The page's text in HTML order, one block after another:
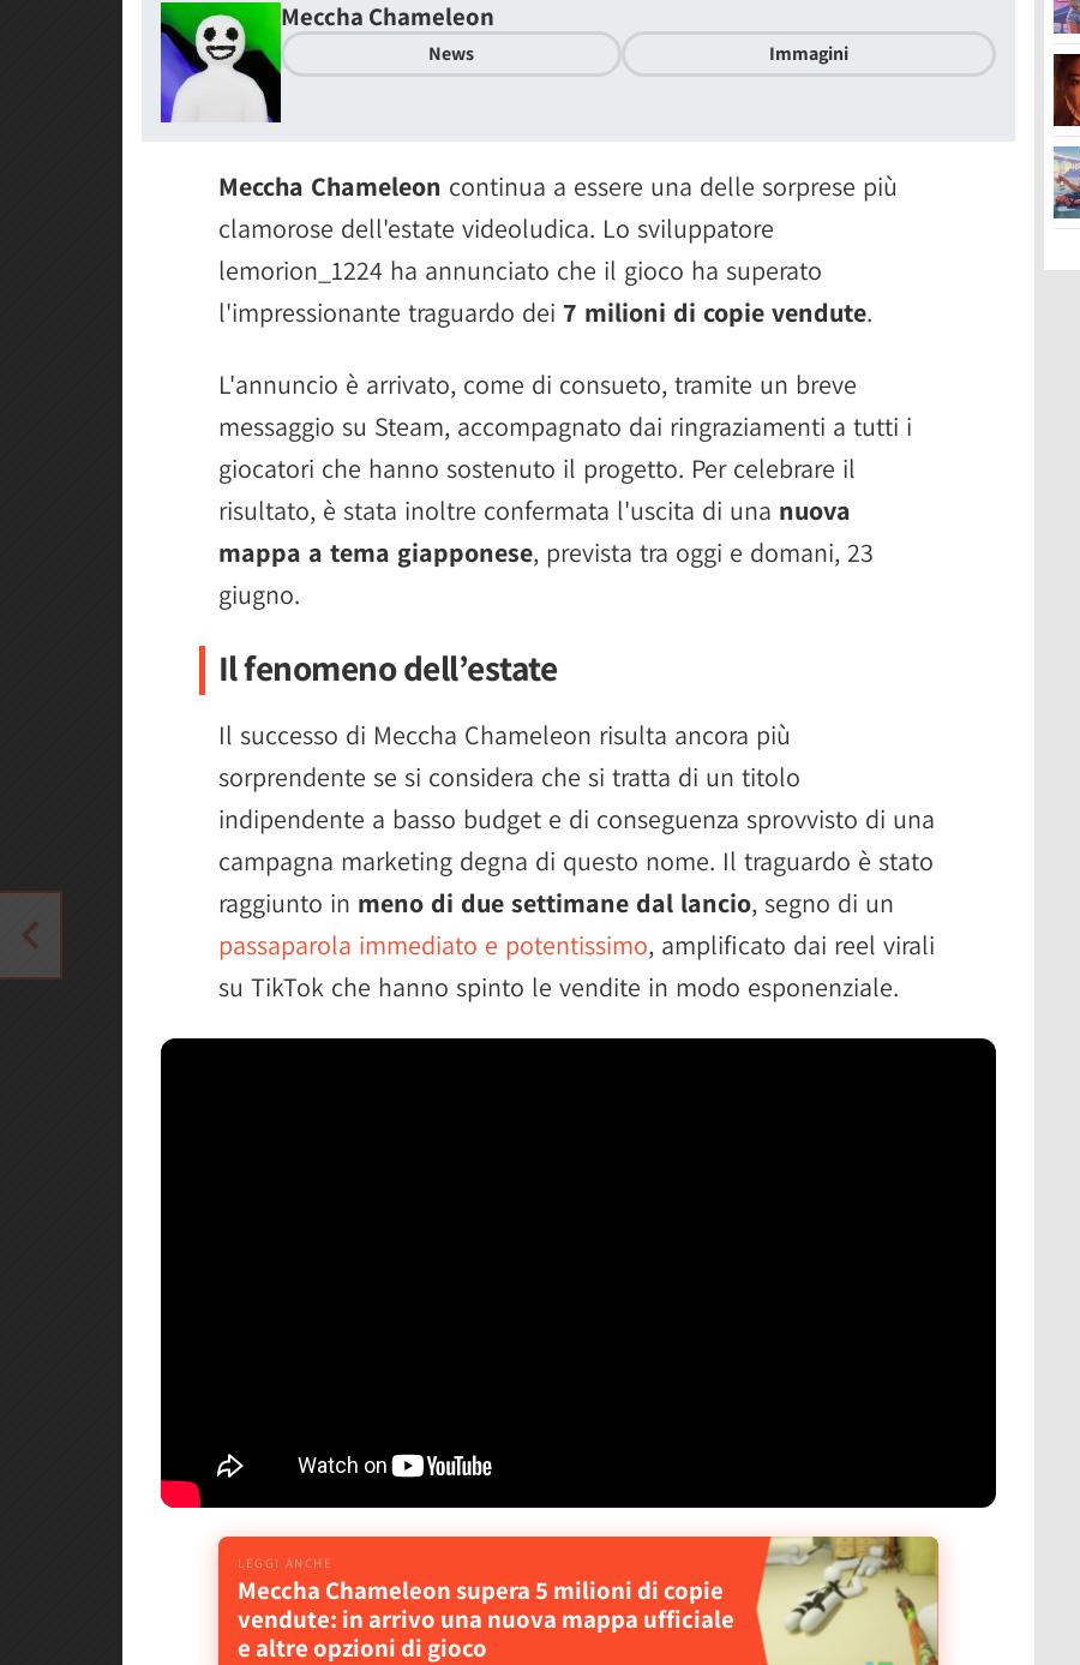
Meccha Chameleon
News Immagini
Meccha Chameleon continua a essere una delle sorprese più
clamorose dell'estate videoludica. Lo sviluppatore
lemorion_1224 ha annunciato che il gioco ha superato
l'impressionante traguardo dei 7 milioni di copie vendute.
L'annuncio è arrivato, come di consueto, tramite un breve
messaggio su Steam, accompagnato dai ringraziamenti a tutti i
giocatori che hanno sostenuto il progetto. Per celebrare il
risultato, è stata inoltre confermata l'uscita di una nuova
mappa a tema giapponese, prevista tra oggi e domani, 23
giugno.
Il fenomeno dell’estate
Il successo di Meccha Chameleon risulta ancora più
sorprendente se si considera che si tratta di un titolo
indipendente a basso budget e di conseguenza sprovvisto di una
campagna marketing degna di questo nome. Il traguardo è stato
raggiunto in meno di due settimane dal lancio, segno di un
passaparola immediato e potentissimo, amplificato dai reel virali
su TikTok che hanno spinto le vendite in modo esponenziale.
Meccha Chameleon supera 5 milioni di copie
vendute: in arrivo una nuova mappa ufficiale
e altre opzioni di gioco